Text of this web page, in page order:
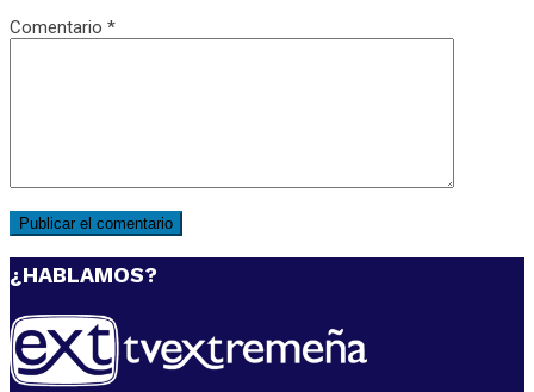
Comentario *
¿HABLAMOS?